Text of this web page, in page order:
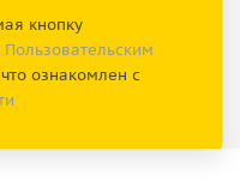
кнопку
Пользовательским
ознакомлен с